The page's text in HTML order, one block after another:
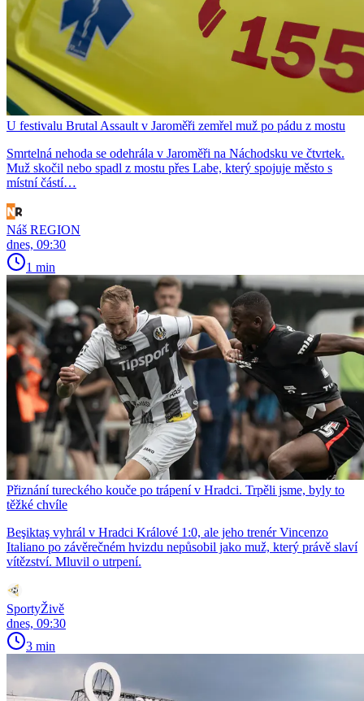
U festivalu Brutal Assault v Jaroměři zemřel muž po pádu z mostu
Smrtelná nehoda se odehrála v Jaroměři na Náchodsku ve čtvrtek.
Muž skočil nebo spadl z mostu přes Labe, který spojuje město s
místní částí…
Náš REGION
dnes, 09:30
1 min
Přiznání tureckého kouče po trápení v Hradci. Trpěli jsme, byly to
těžké chvíle
Beşiktaş vyhrál v Hradci Králové 1:0, ale jeho trenér Vincenzo
Italiano po závěrečném hvizdu nepůsobil jako muž, který právě slaví
vítězství. Mluvil o utrpení.
SportyŽivě
dnes, 09:30
3 min